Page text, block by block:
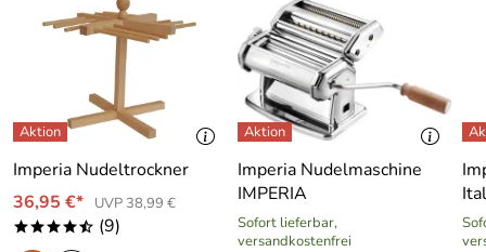
Imperia Nudeltrockner
36,95 €*
UVP 38,99 €
****/ (9)
Imperia Nudelmaschine
IMPERIA
Sofort lieferbar,
versandkostenfrei